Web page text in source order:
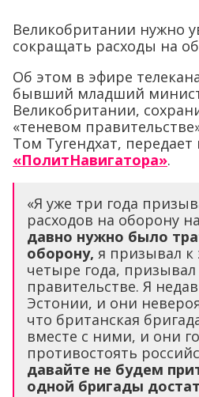
Великобритании нужно
сокращать расходы на
Об этом в эфире
бывший младший
Великобритании,
«теневом
Том Тугендхат,
«ПолитНавигатора».
«Я уже три года
расходов на оборону
давно нужно было
оборону, я призывал к
четыре года, призывал
правительстве. Я
Эстонии, и они
что британская
вместе с ними, и они
противостоять
давайте не будем
одной бригады